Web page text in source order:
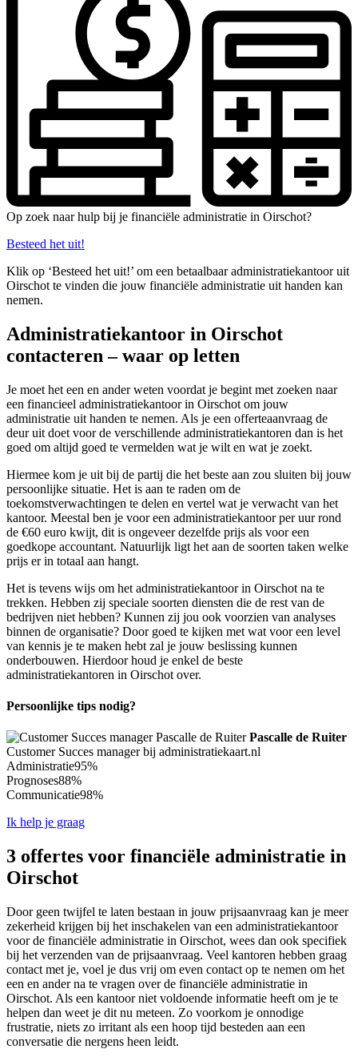
Op zoek naar hulp bij je financiële administratie in Oirschot?
Besteed het uit!
Klik op ‘Besteed het uit!’ om een betaalbaar administratiekantoor uit
Oirschot te vinden die jouw financiële administratie uit handen kan
nemen.
Administratiekantoor in Oirschot
contacteren – waar op letten
Je moet het een en ander weten voordat je begint met zoeken naar
een financieel administratiekantoor in Oirschot om jouw
administratie uit handen te nemen. Als je een offerteaanvraag de
deur uit doet voor de verschillende administratiekantoren dan is het
goed om altijd goed te vermelden wat je wilt en wat je zoekt.
Hiermee kom je uit bij de partij die het beste aan zou sluiten bij jouw
persoonlijke situatie. Het is aan te raden om de
toekomstverwachtingen te delen en vertel wat je verwacht van het
kantoor. Meestal ben je voor een administratiekantoor per uur rond
de €60 euro kwijt, dit is ongeveer dezelfde prijs als voor een
goedkope accountant. Natuurlijk ligt het aan de soorten taken welke
prijs er in totaal aan hangt.
Het is tevens wijs om het administratiekantoor in Oirschot na te
trekken. Hebben zij speciale soorten diensten die de rest van de
bedrijven niet hebben? Kunnen zij jou ook voorzien van analyses
binnen de organisatie? Door goed te kijken met wat voor een level
van kennis je te maken hebt zal je jouw beslissing kunnen
onderbouwen. Hierdoor houd je enkel de beste
administratiekantoren in Oirschot over.
Persoonlijke tips nodig?
Pascalle de Ruiter
Customer Succes manager bij administratiekaart.nl
Administratie95%
Prognoses88%
Communicatie98%
Ik help je graag
3 offertes voor financiële administratie in
Oirschot
Door geen twijfel te laten bestaan in jouw prijsaanvraag kan je meer
zekerheid krijgen bij het inschakelen van een administratiekantoor
voor de financiële administratie in Oirschot, wees dan ook specifiek
bij het verzenden van de prijsaanvraag. Veel kantoren hebben graag
contact met je, voel je dus vrij om even contact op te nemen om het
een en ander na te vragen over de financiële administratie in
Oirschot. Als een kantoor niet voldoende informatie heeft om je te
helpen dan weet je dit nu meteen. Zo voorkom je onnodige
frustratie, niets zo irritant als een hoop tijd besteden aan een
conversatie die nergens heen leidt.